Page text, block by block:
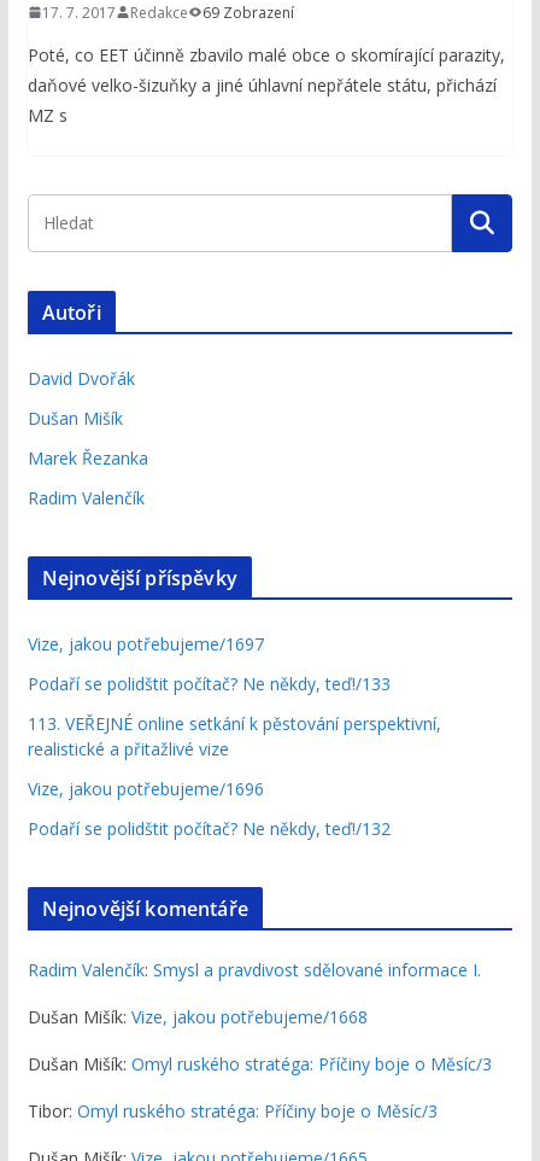
17. 7. 2017 Redakce 69 Zobrazení
Poté, co EET účinně zbavilo malé obce o skomírající parazity,
daňové velko-šizuňky a jiné úhlavní nepřátele státu, přichází
MZ s
Autoři
David Dvořák
Dušan Mišík
Marek Řezanka
Radim Valenčík
Nejnovější příspěvky
Vize, jakou potřebujeme/1697
Podaří se polidštit počítač? Ne někdy, teď!/133
113. VEŘEJNÉ online setkání k pěstování perspektivní,
realistické a přitažlivé vize
Vize, jakou potřebujeme/1696
Podaří se polidštit počítač? Ne někdy, teď!/132
Nejnovější komentáře
Radim Valenčík: Smysl a pravdivost sdělované informace I.
Dušan Mišík: Vize, jakou potřebujeme/1668
Dušan Mišík: Omyl ruského stratéga: Příčiny boje o Měsíc/3
Tibor: Omyl ruského stratéga: Příčiny boje o Měsíc/3